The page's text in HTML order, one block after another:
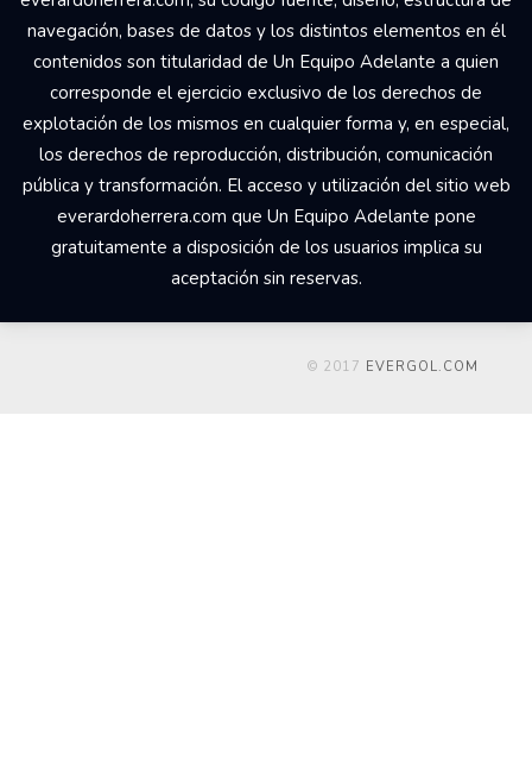
navegación, bases de datos y los distintos elementos en él
contenidos son titularidad de Un Equipo Adelante a quien
corresponde el ejercicio exclusivo de los derechos de
explotación de los mismos en cualquier forma y, en especial,
los derechos de reproducción, distribución, comunicación
pública y transformación. El acceso y utilización del sitio web
everardoherrera.com que Un Equipo Adelante pone
gratuitamente a disposición de los usuarios implica su
aceptación sin reservas.
© 2017 EVERGOL.COM